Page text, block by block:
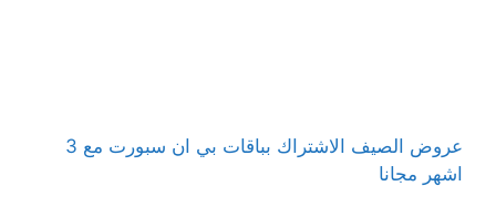
عروض الصيف الاشتراك بباقات بي ان سبورت مع 3
اشهر مجانا